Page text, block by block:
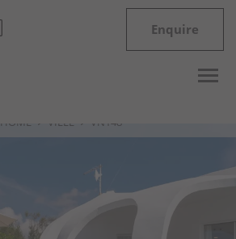
Enquire
HOME VILLE VN148